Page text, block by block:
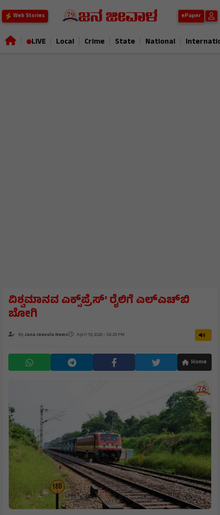
Web Stories ePaper
LIVE Local Crime State National
ವಿಶ್ವಮಾನವ ಎಕ್ಸ್‌ಪ್ರೆಸ್‌' ರೈಲಿಗೆ ಎಲ್‌ಎಚ್‌ಬಿ
ಬೋಗಿ
ByJana Jeevala News April 19, 2026 - 04:29 PM
Home